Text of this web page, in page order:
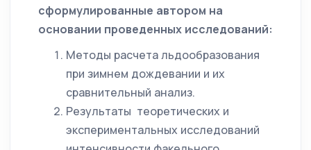
сформулированные автором на
основании проведенных исследований:
Методы расчета льдообразования
при зимнем дождевании и их
сравнительный анализ.
Результаты теоретических и
экспериментальных исследований